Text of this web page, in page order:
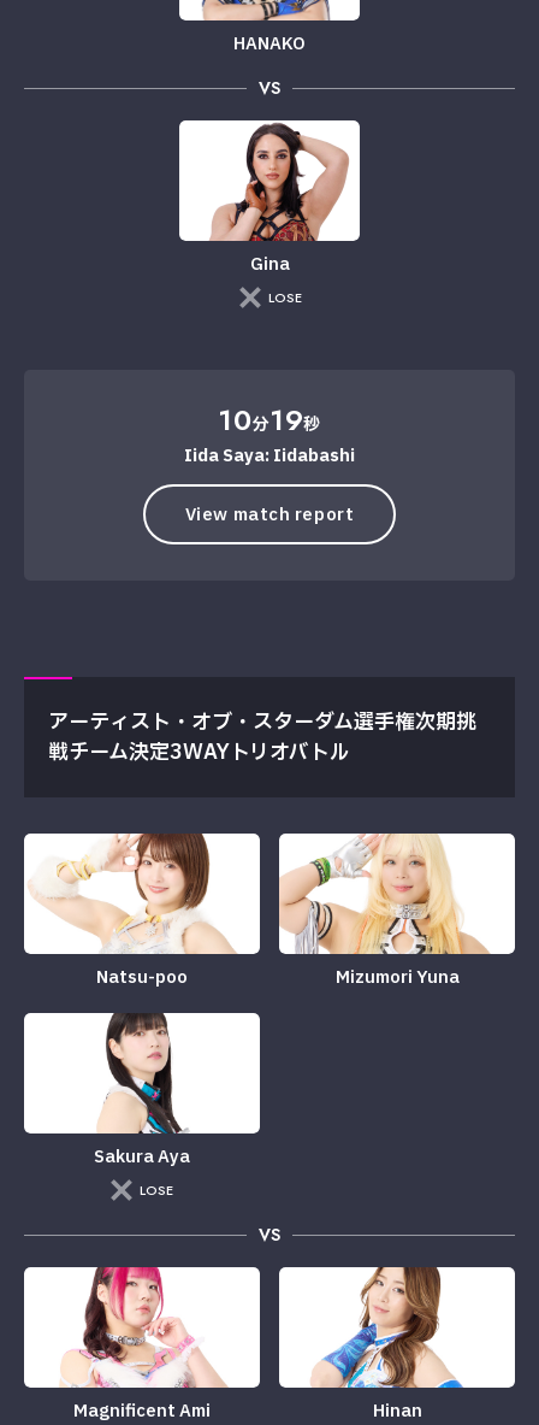
HANAKO
VS
Gina
LOSE
10分19秒
Iida Saya: Iidabashi
View match report
アーティスト・オブ・スターダム選手権次期挑
戦チーム決定3WAYトリオバトル
Natsu-poo Mizumori Yuna
Sakura Aya
LOSE
VS
Magnificent Ami Hinan